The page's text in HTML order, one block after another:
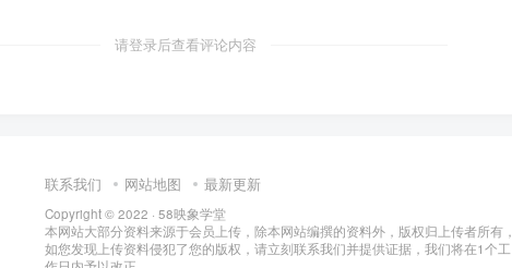
请登录后查看评论内容
联系我们 网站地图 最新更新
Copyright © 2022 · 58映象学堂
本网站大部分资料来源于会员上传，除本网站编撰的资料外，版权归上传者所有，
如您发现上传资料侵犯了您的版权，请立刻联系我们并提供证据，我们将在1个工